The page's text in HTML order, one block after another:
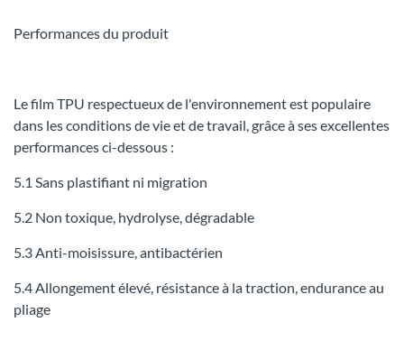
Performances du produit
Le film TPU respectueux de l'environnement est populaire
dans les conditions de vie et de travail, grâce à ses excellentes
performances ci-dessous :
5.1 Sans plastifiant ni migration
5.2 Non toxique, hydrolyse, dégradable
5.3 Anti-moisissure, antibactérien
5.4 Allongement élevé, résistance à la traction, endurance au
pliage